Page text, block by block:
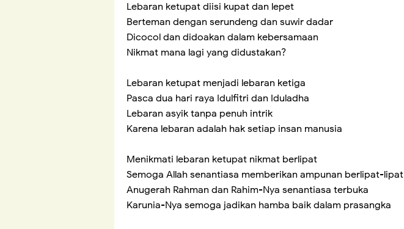
Lebaran ketupat diisi kupat dan lepet
Berteman dengan serundeng dan suwir dadar
Dicocol dan didoakan dalam kebersamaan
Nikmat mana lagi yang didustakan?
Lebaran ketupat menjadi lebaran ketiga
Pasca dua hari raya Idulfitri dan Iduladha
Lebaran asyik tanpa penuh intrik
Karena lebaran adalah hak setiap insan manusia
Menikmati lebaran ketupat nikmat berlipat
Semoga Allah senantiasa memberikan ampunan berlipat-lipat
Anugerah Rahman dan Rahim-Nya senantiasa terbuka
Karunia-Nya semoga jadikan hamba baik dalam prasangka